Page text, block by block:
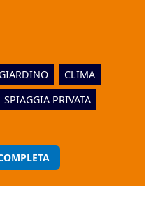
GIARDINO
CLIMA
SPIAGGIA PRIVATA